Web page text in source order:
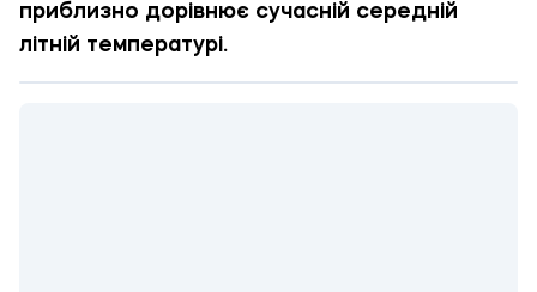
приблизно дорівнює сучасній середній
літній температурі.